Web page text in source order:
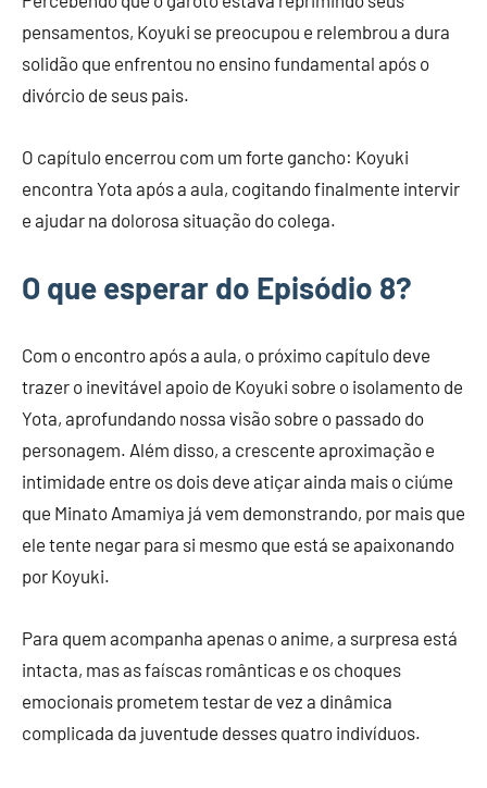
pensamentos, Koyuki se preocupou e relembrou a dura
solidão que enfrentou no ensino fundamental após o
divórcio de seus pais.
O capítulo encerrou com um forte gancho: Koyuki
encontra Yota após a aula, cogitando finalmente intervir
e ajudar na dolorosa situação do colega.
O que esperar do Episódio 8?
Com o encontro após a aula, o próximo capítulo deve
trazer o inevitável apoio de Koyuki sobre o isolamento de
Yota, aprofundando nossa visão sobre o passado do
personagem. Além disso, a crescente aproximação e
intimidade entre os dois deve atiçar ainda mais o ciúme
que Minato Amamiya já vem demonstrando, por mais que
ele tente negar para si mesmo que está se apaixonando
por Koyuki.
Para quem acompanha apenas o anime, a surpresa está
intacta, mas as faíscas românticas e os choques
emocionais prometem testar de vez a dinâmica
complicada da juventude desses quatro indivíduos.